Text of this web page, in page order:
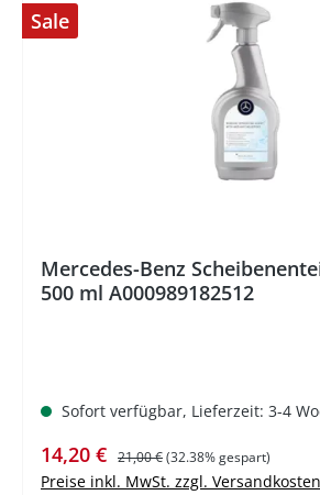
Sale
Mercedes-Benz
500 ml A000989182512
Sofort verfügbar, Lieferzeit: 3-4
Verkaufspreis:
14,20 € Regulärer Preis:
21,00 €(32.38% gespart)
Preise inkl. MwSt. zzgl. Versandkosten